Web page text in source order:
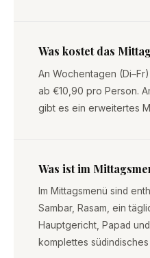
Was kostet das
An Wochentagen
ab €10,90 pro Person.
gibt es ein erweitertes
Was ist im
Im Mittagsmenü sind
Sambar, Rasam, ein
Hauptgericht, Papad
komplettes südindisches